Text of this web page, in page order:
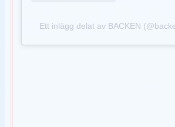
Ett inlägg delat av BACKEN